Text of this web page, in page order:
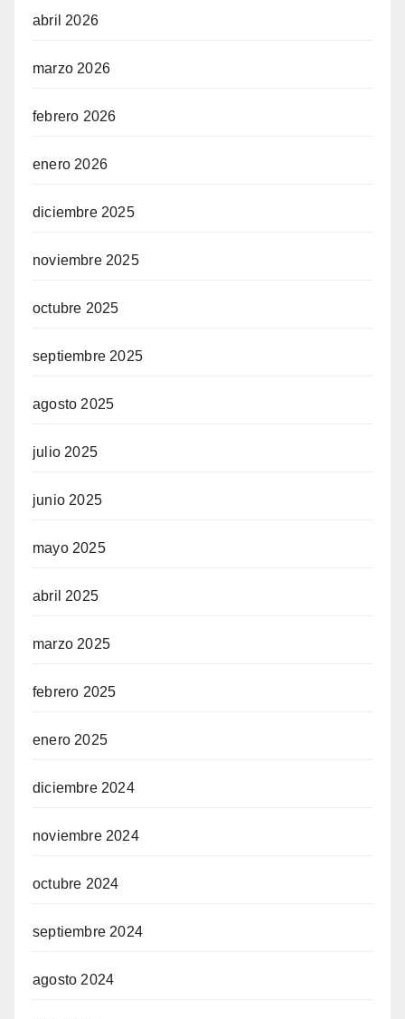
abril 2026
marzo 2026
febrero 2026
enero 2026
diciembre 2025
noviembre 2025
octubre 2025
septiembre 2025
agosto 2025
julio 2025
junio 2025
mayo 2025
abril 2025
marzo 2025
febrero 2025
enero 2025
diciembre 2024
noviembre 2024
octubre 2024
septiembre 2024
agosto 2024